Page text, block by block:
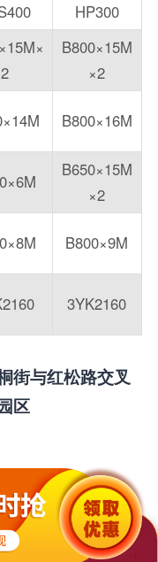
HP300
2
B800×15M
×2
B800×16M
B650×15M
×2
B800×9M
3YK2160
街与红松路交叉
区